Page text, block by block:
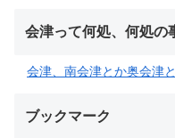
会津って何処、何処の
会津、南会津とか奥会津
ブックマーク